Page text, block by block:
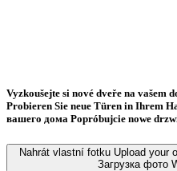
Vyzkoušejte si nové dveře na vašem
Probieren Sie neue Türen in Ihrem
вашего дома Popróbujcie nowe
Nahrát vlastní fotku Upload your
Загрузка фото